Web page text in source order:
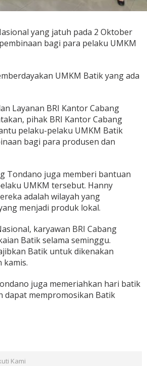
yang jatuh pada 2 Oktober
bagi para pelaku UMKM
UMKM Batik yang ada
Layanan BRI Kantor Cabang
pihak BRI Kantor Cabang
pelaku-pelaku UMKM Batik
bagi para produsen dan
Tondano juga memberi bantuan
UMKM tersebut. Hanny
adalah wilayah yang
menjadi produk lokal.
karyawan BRI Cabang
Batik selama seminggu.
Batik untuk dikenakan
kamis.
juga memeriahkan hari batik
dapat mempromosikan Batik
Kami